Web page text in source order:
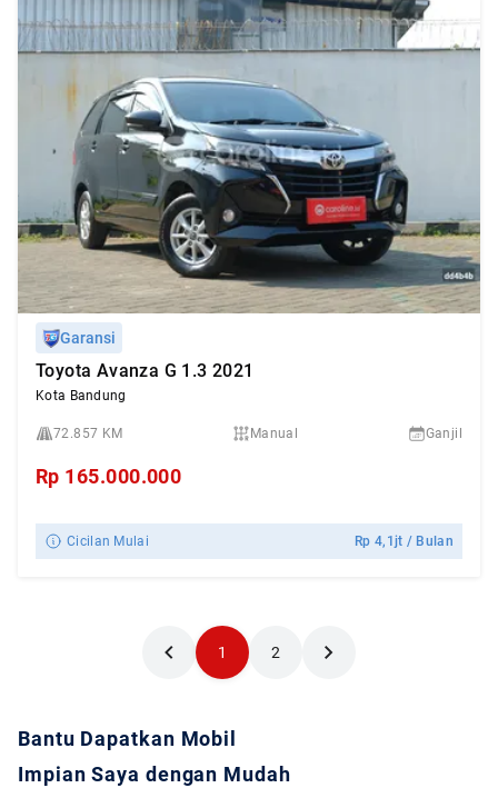
Garansi
Toyota Avanza G 1.3 2021
Kota Bandung
72.857 KM Manual Ganjil
Rp 165.000.000
Cicilan Mulai Rp4,1jt / Bulan
1 2
Bantu Dapatkan Mobil
Impian Saya dengan Mudah